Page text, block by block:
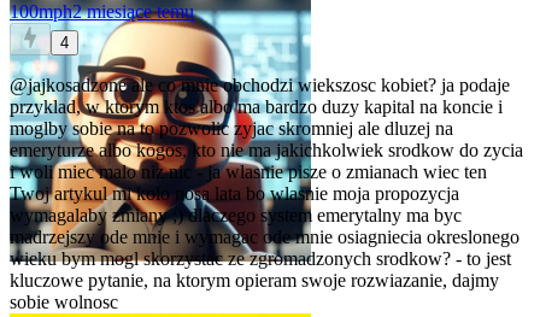
100mph2 miesiące temu
4
@jajkosadzoneale co mnie obchodzi wiekszosc kobiet? ja podaje
przyklad, w ktorym ktos albo ma bardzo duzy kapital na koncie i
moglby sobie na to pozwolic zyjac skromniej ale dluzej na
emeryturze albo kogos, kto nie ma jakichkolwiek srodkow do zycia
i woli miec malo niz nic - ja wlasnie pisze o zmianach wiec ten
Twoj artykul mi kolo nosa lata bo wlasnie moja propozycja
wymagalaby zmiany ;) dlaczego system emerytalny ma byc
madrzejszy ode mnie i wymagac ode mnie osiagniecia okreslonego
wieku bym mogl skorzystac ze zgromadzonych srodkow? - to jest
kluczowe pytanie, na ktorym opieram swoje rozwiazanie, dajmy
sobie wolnosc